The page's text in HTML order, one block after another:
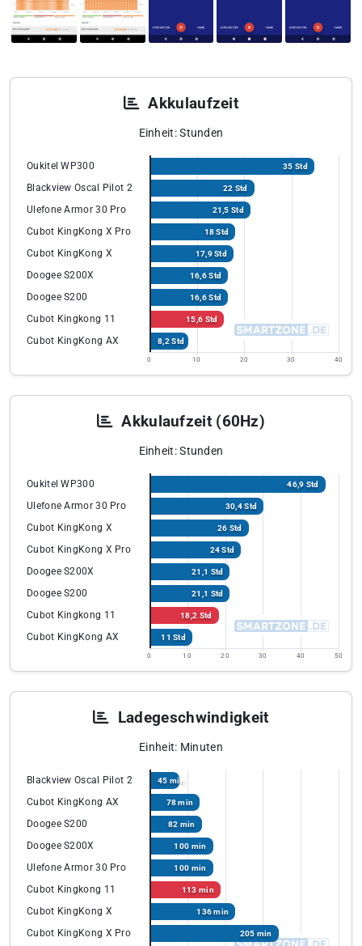
Akkulaufzeit
Einheit: Stunden
Oukitel WP300 35 Std
Blackview Oscal Pilot 2 22 Std
Ulefone Armor 30 Pro 21,5 Std
Cubot KingKong X Pro 18 Std
Cubot KingKong X 17,9 Std
Doogee S200X 16,6 Std
Doogee S200 16,6 Std
Cubot Kingkong 11 15,6 Std
Cubot KingKong AX 8,2 Std
0 10 20 30 40
Akkulaufzeit (60Hz)
Einheit: Stunden
Oukitel WP300 46,9 Std
Ulefone Armor 30 Pro 30,4 Std
Cubot KingKong X 26 Std
Cubot KingKong X Pro 24 Std
Doogee S200X 21,1 Std
Doogee S200 21,1 Std
Cubot Kingkong 11 18,2 Std
Cubot KingKong AX 11 Std
0 10 20 30 40 50
Ladegeschwindigkeit
Einheit: Minuten
Blackview Oscal Pilot 2 45 min
Cubot KingKong AX 78 min
Doogee S200 82 min
Doogee S200X 100 min
Ulefone Armor 30 Pro 100 min
Cubot Kingkong 11 113 min
Cubot KingKong X 136 min
Cubot KingKong X Pro 205 min